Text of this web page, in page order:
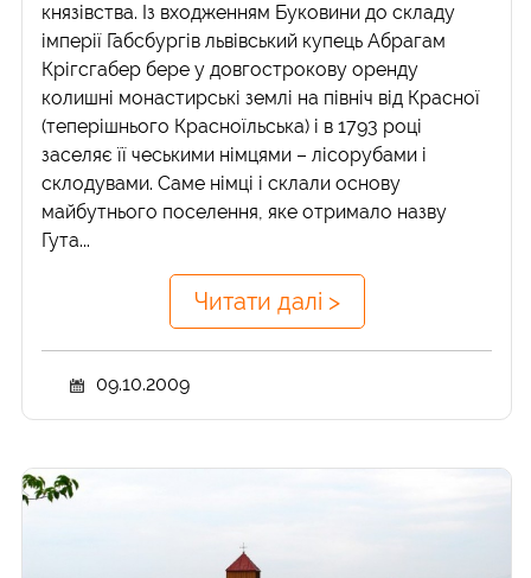
князівства. Із входженням Буковини до складу
імперії Габсбургів львівський купець Абрагам
Крігсгабер бере у довгострокову оренду
колишні монастирські землі на північ від Красної
(теперішнього Красноїльська) і в 1793 році
заселяє її чеськими німцями – лісорубами і
склодувами. Саме німці і склали основу
майбутнього поселення, яке отримало назву
Гута...
Читати далі >
09.10.2009